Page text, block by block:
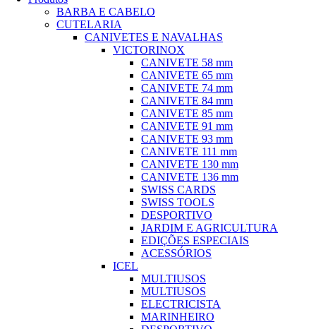
BARBA E CABELO
CUTELARIA
CANIVETES E NAVALHAS
VICTORINOX
CANIVETE 58 mm
CANIVETE 65 mm
CANIVETE 74 mm
CANIVETE 84 mm
CANIVETE 85 mm
CANIVETE 91 mm
CANIVETE 93 mm
CANIVETE 111 mm
CANIVETE 130 mm
CANIVETE 136 mm
SWISS CARDS
SWISS TOOLS
DESPORTIVO
JARDIM E AGRICULTURA
EDIÇÕES ESPECIAIS
ACESSÓRIOS
ICEL
MULTIUSOS
MULTIUSOS
ELECTRICISTA
MARINHEIRO